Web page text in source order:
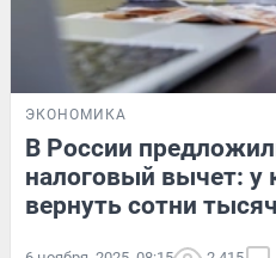
ЭКОНОМИКА
В России
налоговый вычет: у
вернуть сотни